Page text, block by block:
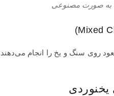
به صورت مصنوعی
روی سنگ و یخ را انجام
یخنوردی